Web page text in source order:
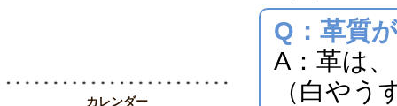
Q：革質
A：革は
（白や